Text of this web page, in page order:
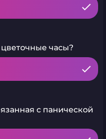
часы?
с панической